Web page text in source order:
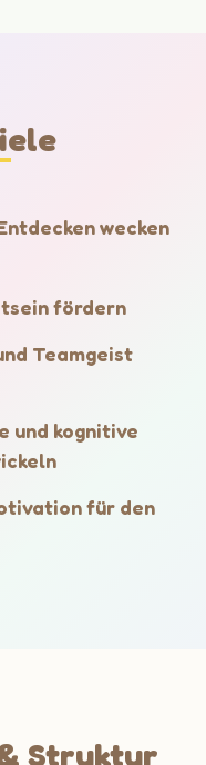
wecken
fördern
Teamgeist
und kognitive
für den
Struktur